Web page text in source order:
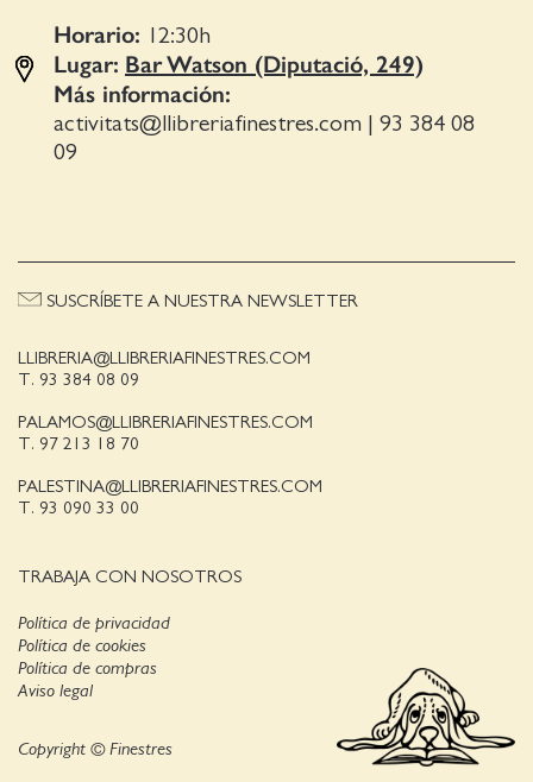
Horario: 12:30 h
Lugar: Bar Watson (Diputació, 249)
Más información:
activitats@llibreriafinestres.com
93 384 08
09
LLIBRERIA@LLIBRERIAFINESTRES.COM
T. 93 384 08 09
PALAMOS@LLIBRERIAFINESTRES.COM
T. 97 213 18 70
PALESTINA@LLIBRERIAFINESTRES.COM
T. 93 090 33 00
TRABAJA CON NOSOTROS
SUSCRÍBETE A NUESTRA NEWSLETTER
Política de privacidad
Política de cookies
Aviso legal
Política de compras
Copyright © Finestres